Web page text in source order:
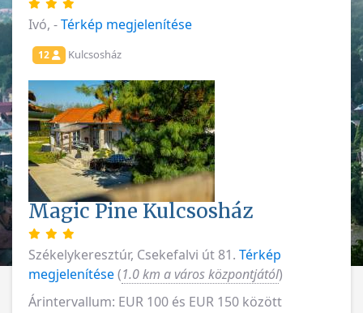
Ivó, -Térkép megjelenítése
12 Kulcsosház
Magic Pine Kulcsosház
Székelykeresztúr, Csekefalvi út 81. Térkép
megjelenítése(1.0 km a város központjától)
Árintervallum: EUR 100 és EUR 150 között